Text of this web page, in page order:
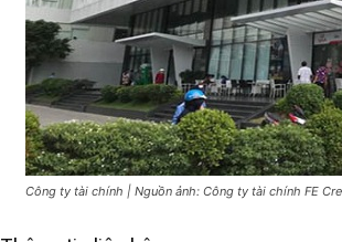
Công ty tài chính | Nguồn ảnh: Công ty tài chính FE